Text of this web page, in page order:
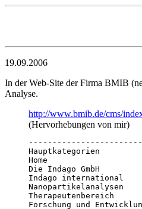
19.09.2006
In der Web-Site der Firma BMIB
Analyse.
http://www.bmib.de/cms/
(Hervorhebungen von mir)
Hauptkategorien
Home
Die Indago GmbH
Indago international
Nanopartikelanalysen
Therapeutenbereich
Forschung und